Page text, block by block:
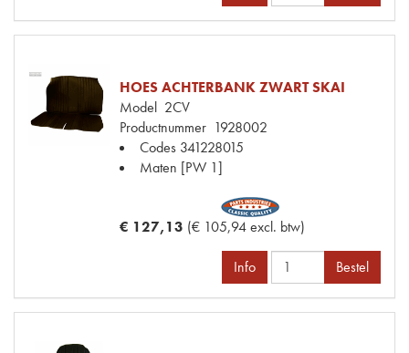
HOES ACHTERBANK ZWART SKAI
Model 2CV
Productnummer 1928002
Codes 341228015
Maten [PW 1]
€ 127,13 (€ 105,94 excl. btw)
Info Bestel